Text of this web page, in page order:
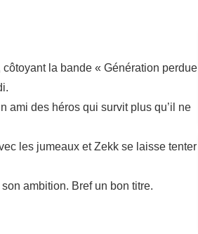
la bande « Génération perdue
ami des héros qui survit plus qu’il ne
les jumeaux et Zekk se laisse tenter
ambition. Bref un bon titre.